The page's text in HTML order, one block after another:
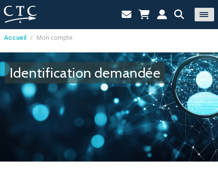
Panneau de gestion des cookies
Accueil / Mon compte
Identification demandée